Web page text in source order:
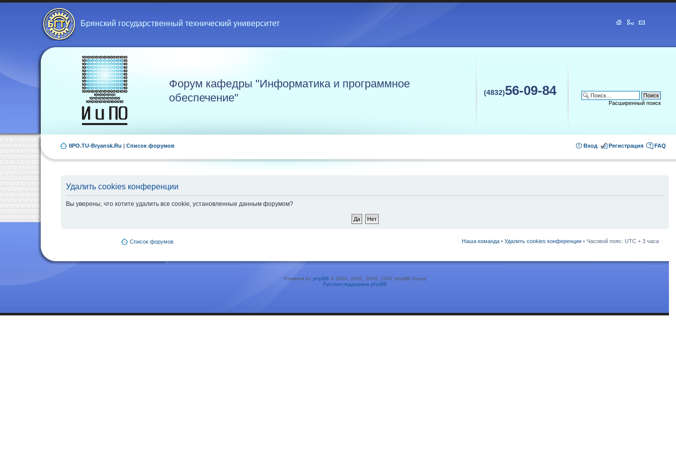
Брянский государственный технический университет
Форум кафедры "Информатика и программное
обеспечение"
(4832)56-09-84
Расширенный поиск
IIPO.TU-Bryansk.Ru | Список форумов FAQ
Регистрация
Вход
Удалить cookies конференции
Вы уверены, что хотите удалить все cookie, установленные данным форумом?
Список форумов Наша команда • Удалить cookies конференции • Часовой пояс: UTC + 3 часа
Powered by phpBB © 2000, 2002, 2005, 2007 phpBB Group
Русская поддержка phpBB